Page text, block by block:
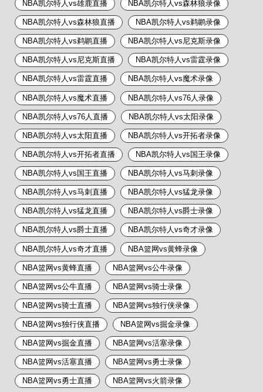
NBA凯尔特人vs雄鹿直播 NBA凯尔特人vs森林狼录像
NBA凯尔特人vs森林狼直播 NBA凯尔特人vs鹈鹕录像
NBA凯尔特人vs鹈鹕直播 NBA凯尔特人vs尼克斯录像
NBA凯尔特人vs尼克斯直播 NBA凯尔特人vs雷霆录像
NBA凯尔特人vs雷霆直播 NBA凯尔特人vs魔术录像
NBA凯尔特人vs魔术直播 NBA凯尔特人vs76人录像
NBA凯尔特人vs76人直播 NBA凯尔特人vs太阳录像
NBA凯尔特人vs太阳直播 NBA凯尔特人vs开拓者录像
NBA凯尔特人vs开拓者直播 NBA凯尔特人vs国王录像
NBA凯尔特人vs国王直播 NBA凯尔特人vs马刺录像
NBA凯尔特人vs马刺直播 NBA凯尔特人vs猛龙录像
NBA凯尔特人vs猛龙直播 NBA凯尔特人vs爵士录像
NBA凯尔特人vs爵士直播 NBA凯尔特人vs奇才录像
NBA凯尔特人vs奇才直播 NBA篮网vs黄蜂录像
NBA篮网vs黄蜂直播 NBA篮网vs公牛录像
NBA篮网vs公牛直播 NBA篮网vs骑士录像
NBA篮网vs骑士直播 NBA篮网vs独行侠录像
NBA篮网vs独行侠直播 NBA篮网vs掘金录像
NBA篮网vs掘金直播 NBA篮网vs活塞录像
NBA篮网vs活塞直播 NBA篮网vs勇士录像
NBA篮网vs勇士直播 NBA篮网vs火箭录像